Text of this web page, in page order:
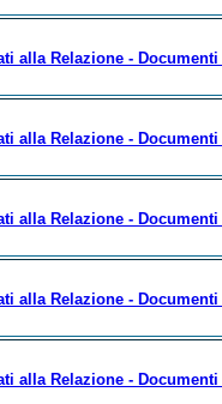
alla Relazione -
alla Relazione -
alla Relazione -
alla Relazione -
alla Relazione -